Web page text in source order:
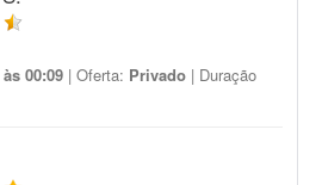
00:09 | Oferta: Privado | Duração